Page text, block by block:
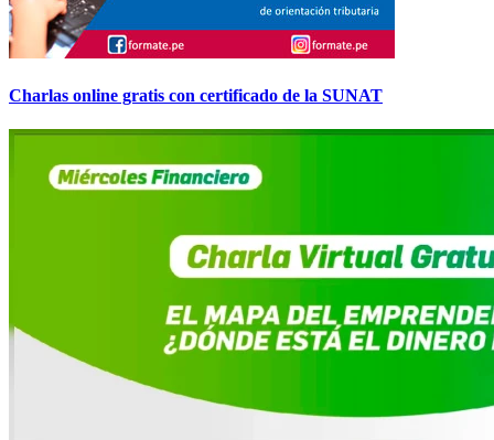
Charlas online gratis con certificado de la SUNAT